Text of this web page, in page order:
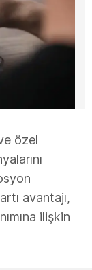
özel
avantajı,
ilişkin